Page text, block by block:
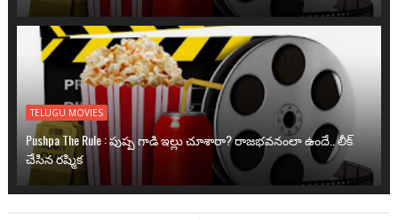
TELUGU MOVIES
Pushpa The Rule : పుష్ప గాడి ఇల్లు చూశారా? రాజభవనంలా ఉందే.. లీక్
చేసిన రష్మిక